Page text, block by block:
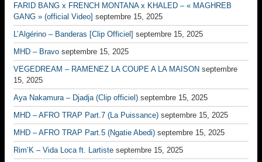
FARID BANG x FRENCH MONTANA x KHALED – « MAGHREB
GANG » (official Video] septembre 15, 2025
L’Algérino – Banderas [Clip Officiel] septembre 15, 2025
MHD – Bravo septembre 15, 2025
VEGEDREAM – RAMENEZ LA COUPE A LA MAISON septembre
15, 2025
Aya Nakamura – Djadja (Clip officiel) septembre 15, 2025
MHD – AFRO TRAP Part.7 (La Puissance) septembre 15, 2025
MHD – AFRO TRAP Part.5 (Ngatie Abedi) septembre 15, 2025
Rim’K – Vida Loca ft. Lartiste septembre 15, 2025